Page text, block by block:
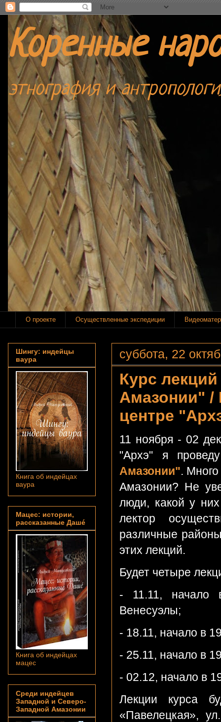
Коренные
этнография и
О проекте Осуществленные экспедиции
суббота, 22
Курс
Амазонии" /
центре
11 ноября - 02
"Архэ" я
Амазонии".
Амазонии? Не
люди, какой у
лектор
различные
этих лекций.
Будет четыре
- 11.11, начало
Венесуэлы;
- 18.11, начало в
- 25.11, начало в
- 02.12, начало в
Лекции курса
«Павелецкая»,
Шингу: индейцы
ваура
Книга об индейцах
ваура
Мацес: истории,
рассказанные Дашé
Книга об индейцах
мацес
Среди индейцев
Западной и Северо-
Западной Амазонии